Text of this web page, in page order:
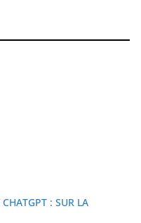
: SUR LA